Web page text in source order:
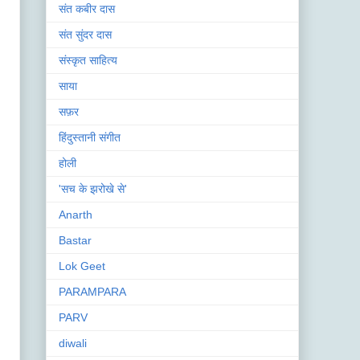
संत कबीर दास
संत सुंदर दास
संस्कृत साहित्य
साया
सफ़र
हिंदुस्तानी संगीत
होली
'सच के झरोखे से'
Anarth
Bastar
Lok Geet
PARAMPARA
PARV
diwali